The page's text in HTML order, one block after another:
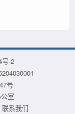
号-2
号
室
联系我们